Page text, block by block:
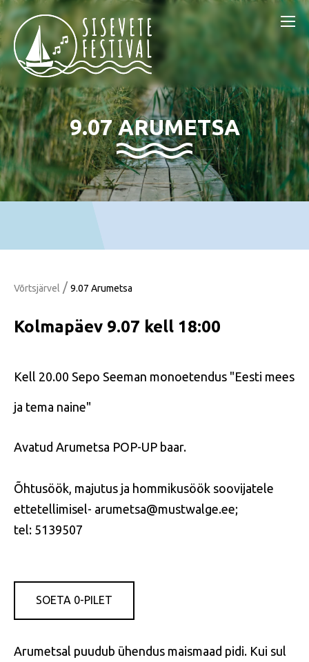
9.07 ARUMETSA
Võrtsjärvel / 9.07 Arumetsa
Kolmapäev 9.07 kell 18:00
Kell 20.00 Sepo Seeman monoetendus "Eesti mees
ja tema naine"
Avatud Arumetsa POP-UP baar.
Õhtusöök, majutus ja hommikusöök soovijatele
ettetellimisel- arumetsa@mustwalge.ee;
tel: 5139507
SOETA 0-PILET
Arumetsal puudub ühendus maismaad pidi. Kui sul